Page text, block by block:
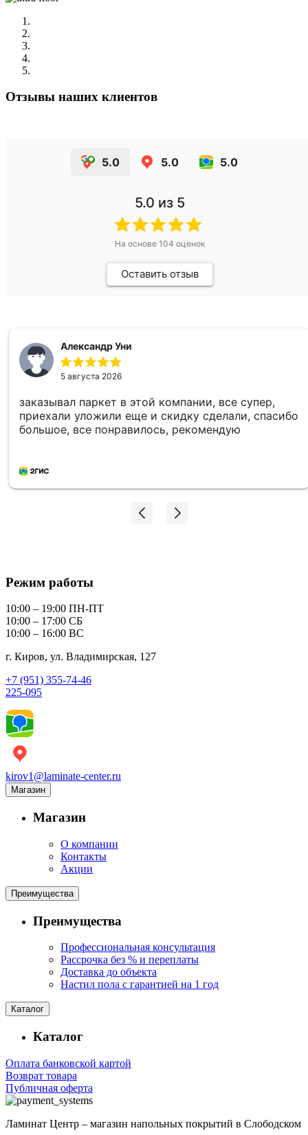
Отзывы наших клиентов
5.0 5.0 5.0
5.0 из 5
На основе 104 оценок
Оставить отзыв
Александр Уни
5 августа 2026
заказывал паркет в этой компании, все супер,
приехали уложили еще и скидку сделали, спасибо
большое, все понравилось, рекомендую
Режим работы
10:00 – 19:00 ПН-ПТ
10:00 – 17:00 СБ
10:00 – 16:00 ВС
г. Киров, ул. Владимирская, 127
+7 (951) 355-74-46
225-095
kirov1@laminate-center.ru
Магазин
Магазин
О компании
Контакты
Акции
Преимущества
Преимущества
Профессиональная консультация
Рассрочка без % и переплаты
Доставка до объекта
Настил пола с гарантией на 1 год
Каталог
Каталог
Оплата банковской картой
Возврат товара
Публичная оферта
Ламинат Центр – магазин напольных покрытий в Слободском